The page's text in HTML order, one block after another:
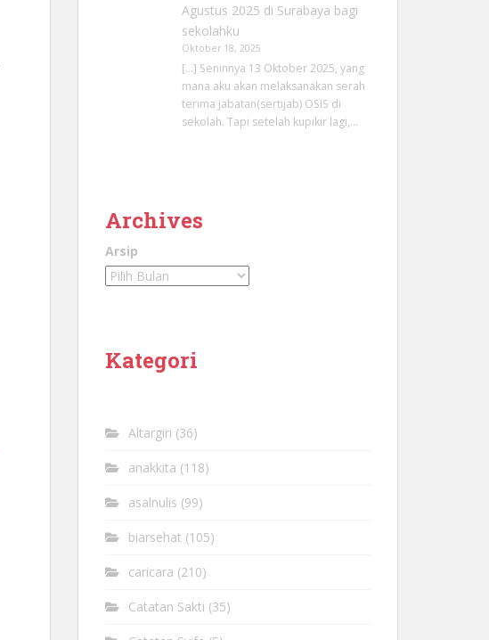
Agustus 2025 di Surabaya bagi
sekolahku
Oktober 18, 2025
[…] Seninnya 13 Oktober 2025, yang
mana aku akan melaksanakan serah
terima jabatan(sertijab) OSIS di
sekolah. Tapi setelah kupikir lagi,…
Archives
Arsip
Kategori
Altargiri (36)
anakkita (118)
asalnulis (99)
biarsehat (105)
caricara (210)
Catatan Sakti (35)